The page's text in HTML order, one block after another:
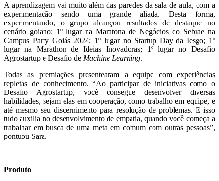
A aprendizagem vai muito além das paredes da sala de aula, com a
experimentação sendo uma grande aliada. Desta forma,
experimentando, o grupo alcançou resultados de destaque no
cenário goiano: 1º lugar na Maratona de Negócios do Sebrae na
Campus Party Goiás 2024; 1º lugar no Startup Day da Iesgo; 1º
lugar na Marathon de Ideias Inovadoras; 1º lugar no Desafio
Agrostartup e Desafio de Machine Learning.
Todas as premiações presentearam a equipe com experiências
repletas de conhecimento. “Ao participar de iniciativas como o
Desafio Agrostartup, você consegue desenvolver diversas
habilidades, sejam elas em cooperação, como trabalho em equipe, e
até mesmo seu discernimento para resolução de problemas. E isso
tudo auxilia no desenvolvimento de empatia, quando você começa a
trabalhar em busca de uma meta em comum com outras pessoas”,
pontuou Sara.
Produto